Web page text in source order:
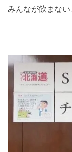
みんなが飲まない